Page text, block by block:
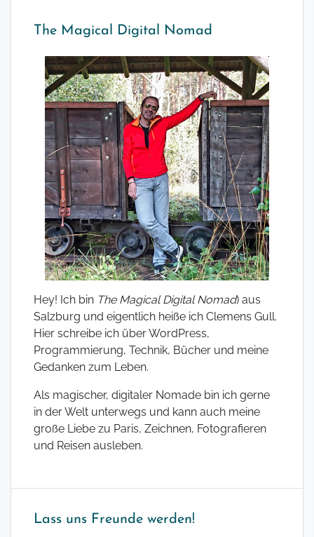
The Magical Digital Nomad
Hey! Ich bin The Magical Digital Nomad) aus
Salzburg und eigentlich heiße ich Clemens Gull.
Hier schreibe ich über WordPress,
Programmierung, Technik, Bücher und meine
Gedanken zum Leben.
Als magischer, digitaler Nomade bin ich gerne
in der Welt unterwegs und kann auch meine
große Liebe zu Paris, Zeichnen, Fotografieren
und Reisen ausleben.
Lass uns Freunde werden!